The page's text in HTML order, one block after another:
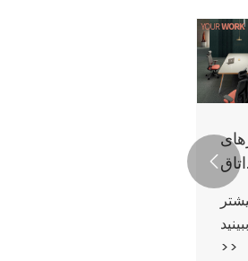
اتاق
ببینید
>>
